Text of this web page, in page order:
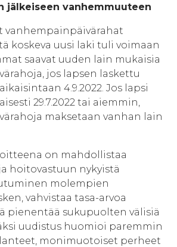
jälkeiseen vanhemmuuteen
vanhempainpäivärahat
koskeva uusi laki tuli voimaan
saavat uuden lain mukaisia
jos lapsen laskettu
4.9.2022. Jos lapsi
29.7.2022 tai aiemmin,
maksetaan vanhan lain
on mahdollistaa
hoitovastuun nykyistä
molempien
vahvistaa tasa-arvoa
pienentää sukupuolten välisiä
uudistus huomioi paremmin
monimuotoiset perheet